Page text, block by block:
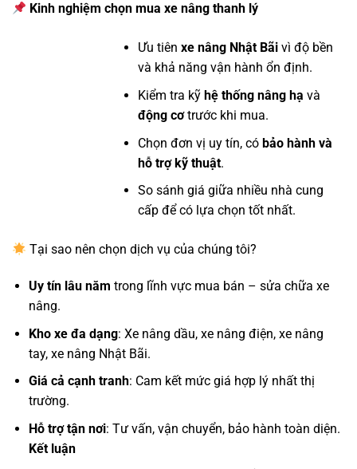
Kinh nghiệm chọn mua xe nâng thanh lý
Ưu tiênxe nâng Nhật Bãi vì độ bền
và khả năng vận hành ổn định.
Kiểm tra kỹhệ thống nâng hạ và
động cơtrước khi mua.
Chọn đơn vị uy tín, cóbảo hành và
hỗ trợ kỹ thuật.
So sánh giá giữa nhiều nhà cung
cấp để có lựa chọn tốt nhất.
Tại sao nên chọn dịch vụ của chúng tôi?
Uy tín lâu năm trong lĩnh vực mua bán – sửa chữa xe
nâng.
Kho xe đa dạng: Xe nâng dầu, xe nâng điện, xe nâng
tay, xe nâng Nhật Bãi.
Giá cả cạnh tranh: Cam kết mức giá hợp lý nhất thị
trường.
Hỗ trợ tận nơi: Tư vấn, vận chuyển, bảo hành toàn diện.
Kết luận